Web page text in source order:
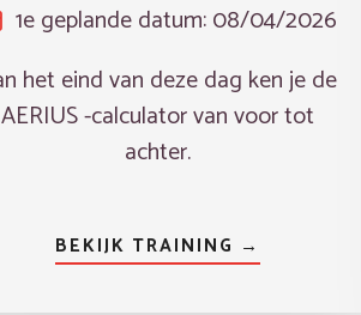
1e geplande datum:08/04/2026
het eind van deze dag ken je de
AERIUS -calculator van voor tot
achter.
BEKIJK TRAINING →